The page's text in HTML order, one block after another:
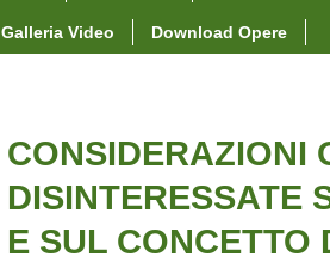
Galleria Video Download Opere
CONSIDERAZIONI
DISINTERESSATE
E SUL CONCETTO